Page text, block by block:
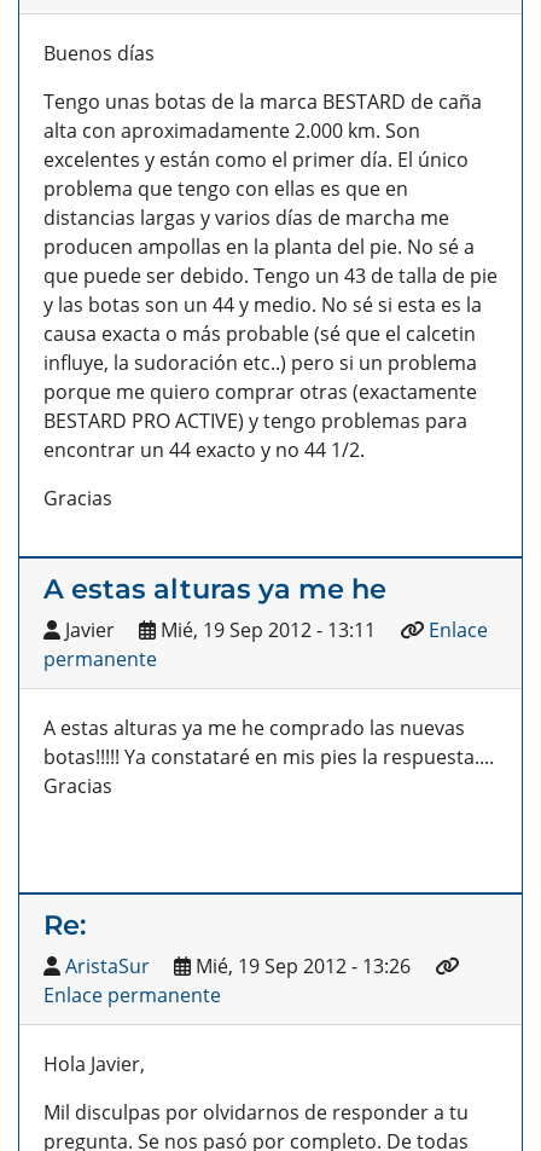
Buenos días
Tengo unas botas de la marca BESTARD de caña
alta con aproximadamente 2.000 km. Son
excelentes y están como el primer día. El único
problema que tengo con ellas es que en
distancias largas y varios días de marcha me
producen ampollas en la planta del pie. No sé a
que puede ser debido. Tengo un 43 de talla de pie
y las botas son un 44 y medio. No sé si esta es la
causa exacta o más probable (sé que el calcetin
influye, la sudoración etc..) pero si un problema
porque me quiero comprar otras (exactamente
BESTARD PRO ACTIVE) y tengo problemas para
encontrar un 44 exacto y no 44 1/2.
Gracias
A estas alturas ya me he
Javier Mié, 19 Sep 2012 - 13:11
Enlace
permanente
A estas alturas ya me he comprado las nuevas
botas!!!!! Ya constataré en mis pies la respuesta....
Gracias
Re:
AristaSur
Mié, 19 Sep 2012 - 13:26
Enlace permanente
Hola Javier,
Mil disculpas por olvidarnos de responder a tu
pregunta. Se nos pasó por completo. De todas